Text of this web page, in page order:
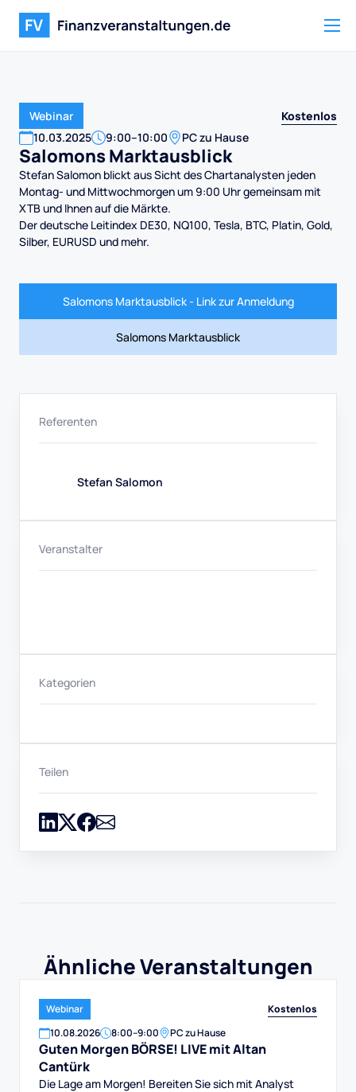
Webinar
Kostenlos
10.03.2025 9:00–10:00 PC zu Hause
Salomons Marktausblick
Stefan Salomon blickt aus Sicht des Chartanalysten jeden
Montag- und Mittwochmorgen um 9:00 Uhr gemeinsam mit
XTB und Ihnen auf die Märkte.
Der deutsche Leitindex DE30, NQ100, Tesla, BTC, Platin, Gold,
Silber, EURUSD und mehr.
Salomons Marktausblick - Link zur Anmeldung
Salomons Marktausblick
Referenten
Stefan Salomon
Veranstalter
Kategorien
Teilen
Ähnliche Veranstaltungen
Webinar
Kostenlos
10.08.2026 8:00–9:00 PC zu Hause
Guten Morgen BÖRSE! LIVE mit Altan
Cantürk
Die Lage am Morgen! Bereiten Sie sich mit Analyst